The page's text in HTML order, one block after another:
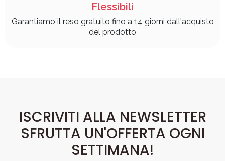
Flessibili
Garantiamo il reso gratuito fino a 14 giorni dall'acquisto
del prodotto
ISCRIVITI ALLA NEWSLETTER
SFRUTTA UN'OFFERTA OGNI
SETTIMANA!